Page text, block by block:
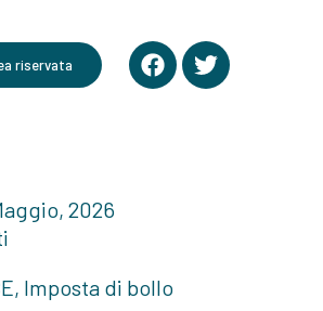
riservata
2026
, Imposta di bollo